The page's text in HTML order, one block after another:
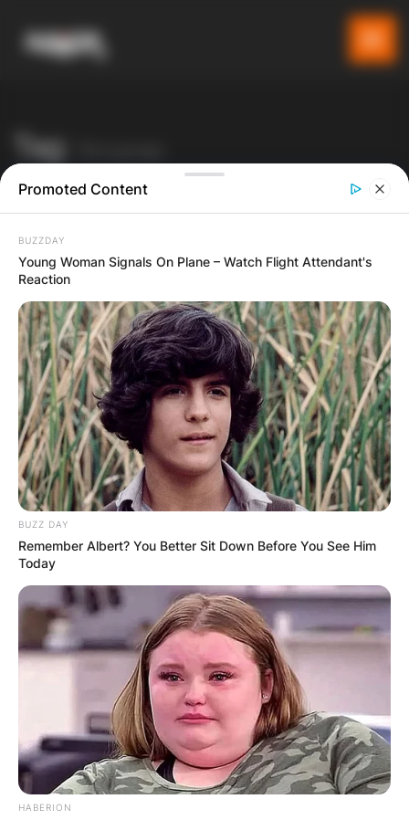
Tag:
Gladiator Blog
Литургија на 1.762 метри
надморска височина –
традиција на крушевчани која
трае со години (Фото)
Крушевчани имаат прекрасна традиција која се
одржува првата сабота од месец јуни секоја
година, а така беше и во оваа
Прочитај повеќе
Promoted Content
BUZZDAY
Young Woman Signals On Plane – Watch Flight Attendant's
Reaction
BUZZ DAY
Remember Albert? You Better Sit Down Before You See Him
Today
HABERION